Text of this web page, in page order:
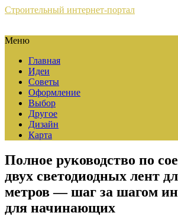
Строительный интернет-портал
Меню
Главная
Идеи
Советы
Оформление
Выбор
Другое
Дизайн
Карта
Полное руководство по
двух светодиодных лент
метров — шаг за шагом
для начинающих